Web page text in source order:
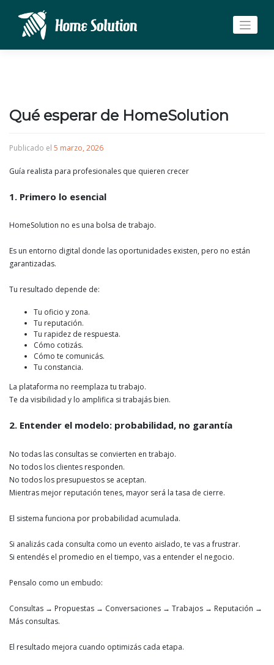
contenido
Qué esperar de HomeSolution
Publicado el 5 marzo, 2026
Guía realista para profesionales que quieren crecer
1. Primero lo esencial
HomeSolution no es una bolsa de trabajo.
Es un entorno digital donde las oportunidades existen, pero no están
garantizadas.
Tu resultado depende de:
Tu oficio y zona.
Tu reputación.
Tu rapidez de respuesta.
Cómo cotizás.
Cómo te comunicás.
Tu constancia.
La plataforma no reemplaza tu trabajo.
Te da visibilidad y lo amplifica si trabajás bien.
2. Entender el modelo: probabilidad, no garantía
No todas las consultas se convierten en trabajo.
No todos los clientes responden.
No todos los presupuestos se aceptan.
Mientras mejor reputación tenes, mayor será la tasa de cierre.
El sistema funciona por probabilidad acumulada.
Si analizás cada consulta como un evento aislado, te vas a frustrar.
Si entendés el promedio en el tiempo, vas a entender el negocio.
Pensalo como un embudo:
Consultas → Propuestas → Conversaciones → Trabajos → Reputación →
Más consultas.
El resultado mejora cuando optimizás cada etapa.